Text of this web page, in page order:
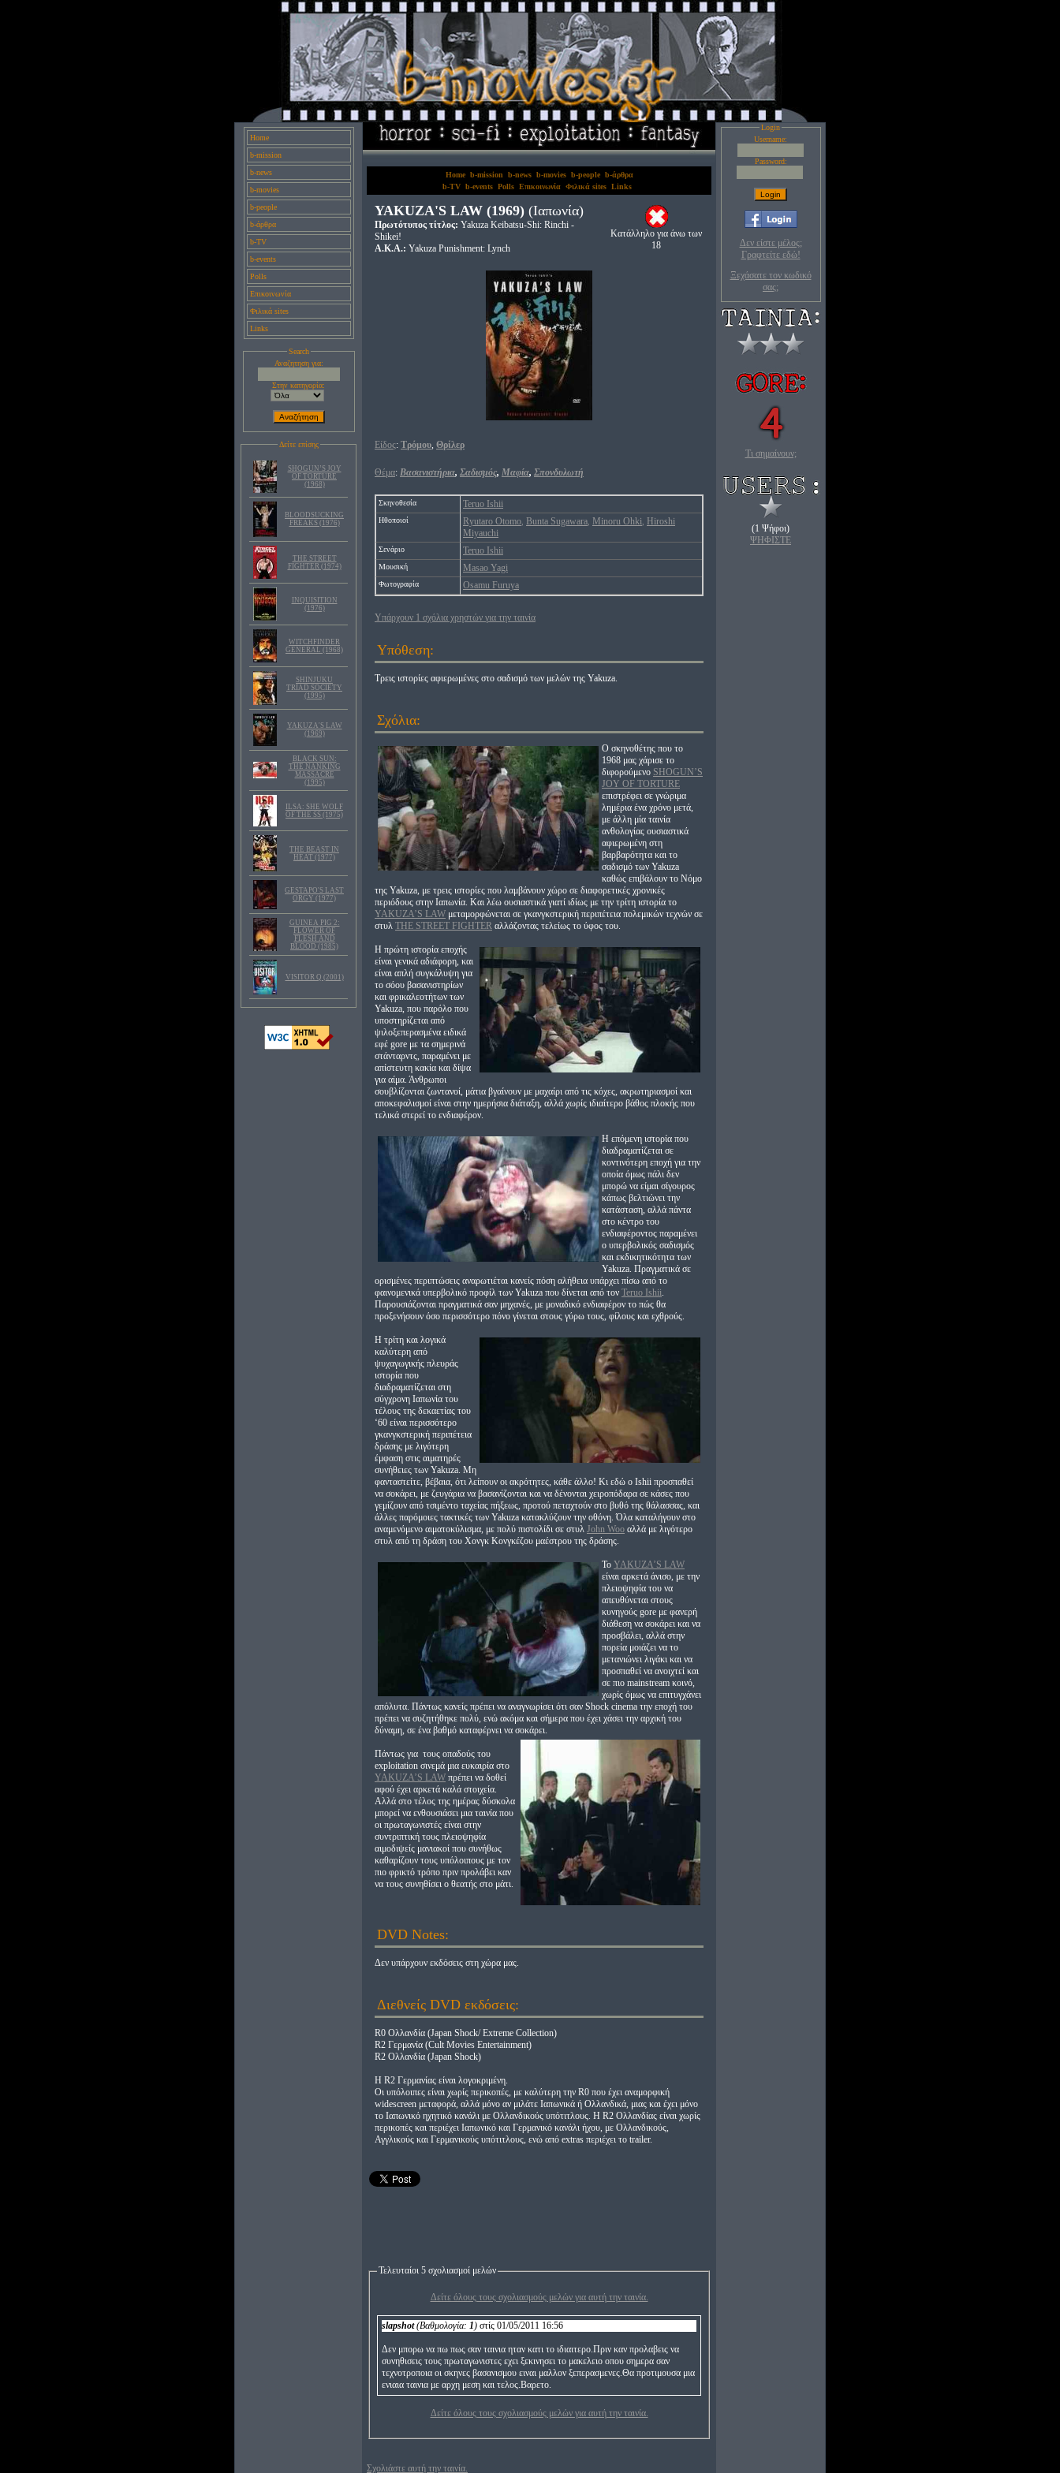
Home
b-mission
b-news
b-movies
b-people
b-άρθρα
b-TV
b-events
Polls
Επικοινωνία
Φιλικά sites
Links
Search
Αναζητηση για:
Στην κατηγορία:
Δείτε επίσης
SHOGUN’S JOY
OF TORTURE
(1968)
BLOODSUCKING
FREAKS (1976)
THE STREET
FIGHTER (1974)
INQUISITION
(1976)
WITCHFINDER
GENERAL (1968)
SHINJUKU
TRIAD SOCIETY
(1995)
YAKUZA'S LAW
(1969)
BLACK SUN:
THE NANKING
MASSACRE
(1995)
ILSA: SHE WOLF
OF THE SS (1975)
THE BEAST IN
HEAT (1977)
GESTAPO'S LAST
ORGY (1977)
GUINEA PIG 2:
FLOWER OF
FLESH AND
BLOOD (1985)
VISITOR Q (2001)
Home b-mission b-news b-movies b-people b-άρθρα
b-TV b-events Polls Επικοινωνία Φιλικά sites Links
YAKUZA'S LAW (1969) (Ιαπωνία)
Πρωτότυπος τίτλος: Yakuza Keibatsu-Shi: Rinchi -
Shikei!
A.K.A.: Yakuza Punishment: Lynch
Κατάλληλο για άνω των
18
Είδος: Τρόμου, Θρίλερ
Θέμα: Βασανιστήρια, Σαδισμός, Μαφία, Σπονδυλωτή
Σκηνοθεσία Teruo Ishii
Ηθοποιοί Ryutaro Otomo Bunta Sugawara Minoru Ohki Hiroshi
Miyauchi
Σενάριο Teruo Ishii
Μουσική Masao Yagi
Φωτογραφία Osamu Furuya
Υπάρχουν 1 σχόλια χρηστών για την ταινία
Υπόθεση:
Τρεις ιστορίες αφιερωμένες στο σαδισμό των μελών της Yakuza.
Σχόλια:
O σκηνοθέτης που το
1968 μας χάρισε το
διφορούμενο SHOGUN’S
JOY OF TORTURE
επιστρέφει σε γνώριμα
λημέρια ένα χρόνο μετά,
με άλλη μία ταινία
ανθολογίας ουσιαστικά
αφιερωμένη στη
βαρβαρότητα και το
σαδισμό των Yakuza
καθώς επιβάλουν το Νόμο
της Yakuza, με τρεις ιστορίες που λαμβάνουν χώρο σε διαφορετικές χρονικές
περιόδους στην Ιαπωνία. Και λέω ουσιαστικά γιατί ιδίως με την τρίτη ιστορία το
YAKUZA’S LAW μεταμορφώνεται σε γκανγκστερική περιπέτεια πολεμικών τεχνών σε
στυλ THE STREET FIGHTER αλλάζοντας τελείως το ύφος του.
Η πρώτη ιστορία εποχής
είναι γενικά αδιάφορη, και
είναι απλή συγκάλυψη για
το σόου βασανιστηρίων
και φρικαλεοτήτων των
Yakuza, που παρόλο που
υποστηρίζεται από
ψιλοξεπερασμένα ειδικά
εφέ gore με τα σημερινά
στάνταρντς, παραμένει με
απίστευτη κακία και δίψα
για αίμα. Άνθρωποι
σουβλίζονται ζωντανοί, μάτια βγαίνουν με μαχαίρι από τις κόχες, ακρωτηριασμοί και
αποκεφαλισμοί είναι στην ημερήσια διάταξη, αλλά χωρίς ιδιαίτερο βάθος πλοκής που
τελικά στερεί το ενδιαφέρον.
Η επόμενη ιστορία που
διαδραματίζεται σε
κοντινότερη εποχή για την
οποία όμως πάλι δεν
μπορώ να είμαι σίγουρος
κάπως βελτιώνει την
κατάσταση, αλλά πάντα
στο κέντρο του
ενδιαφέροντος παραμένει
ο υπερβολικός σαδισμός
και εκδικητικότητα των
Yakuza. Πραγματικά σε
ορισμένες περιπτώσεις αναρωτιέται κανείς πόση αλήθεια υπάρχει πίσω από το
φαινομενικά υπερβολικό προφίλ των Yakuza που δίνεται από τον Teruo Ishii.
Παρουσιάζονται πραγματικά σαν μηχανές, με μοναδικό ενδιαφέρον το πώς θα
προξενήσουν όσο περισσότερο πόνο γίνεται στους γύρω τους, φίλους και εχθρούς.
Η τρίτη και λογικά
καλύτερη από
ψυχαγωγικής πλευράς
ιστορία που
διαδραματίζεται στη
σύγχρονη Ιαπωνία του
τέλους της δεκαετίας του
‘60 είναι περισσότερο
γκανγκστερική περιπέτεια
δράσης με λιγότερη
έμφαση στις αιματηρές
συνήθειες των Yakuza. Μη
φανταστείτε, βέβαια, ότι λείπουν οι ακρότητες, κάθε άλλο! Κι εδώ ο Ishii προσπαθεί
να σοκάρει, με ζευγάρια να βασανίζονται και να δένονται χειροπόδαρα σε κάσες που
γεμίζουν από τσιμέντο ταχείας πήξεως, προτού πεταχτούν στο βυθό της θάλασσας, και
άλλες παρόμοιες τακτικές των Yakuza κατακλύζουν την οθόνη. Όλα καταλήγουν στο
αναμενόμενο αιματοκύλισμα, με πολύ πιστολίδι σε στυλ John Woo αλλά με λιγότερο
στυλ από τη δράση του Χονγκ Κονγκέζου μαέστρου της δράσης.
Το YAKUZA’S LAW
είναι αρκετά άνισο, με την
πλειοψηφία του να
απευθύνεται στους
κυνηγούς gore με φανερή
διάθεση να σοκάρει και να
προσβάλει, αλλά στην
πορεία μοιάζει να το
μετανιώνει λιγάκι και να
προσπαθεί να ανοιχτεί και
σε πιο mainstream κοινό,
χωρίς όμως να επιτυγχάνει
απόλυτα. Πάντως κανείς πρέπει να αναγνωρίσει ότι σαν Shock cinema την εποχή του
πρέπει να συζητήθηκε πολύ, ενώ ακόμα και σήμερα που έχει χάσει την αρχική του
δύναμη, σε ένα βαθμό καταφέρνει να σοκάρει.
Πάντως για τους οπαδούς του
exploitation σινεμά μια ευκαιρία στο
YAKUZA’S LAW πρέπει να δοθεί
αφού έχει αρκετά καλά στοιχεία.
Αλλά στο τέλος της ημέρας δύσκολα
μπορεί να ενθουσιάσει μια ταινία που
οι πρωταγωνιστές είναι στην
συντριπτική τους πλειοψηφία
αιμοδιψείς μανιακοί που συνήθως
καθαρίζουν τους υπόλοιπους με τον
πιο φρικτό τρόπο πριν προλάβει καν
να τους συνηθίσει ο θεατής στο μάτι.
DVD Notes:
Δεν υπάρχουν εκδόσεις στη χώρα μας.
Διεθνείς DVD εκδόσεις:
R0 Ολλανδία (Japan Shock/ Extreme Collection)
R2 Γερμανία (Cult Movies Entertainment)
R2 Ολλανδία (Japan Shock)
H R2 Γερμανίας είναι λογοκριμένη.
Οι υπόλοιπες είναι χωρίς περικοπές, με καλύτερη την R0 που έχει αναμορφική
widescreen μεταφορά, αλλά μόνο αν μιλάτε Ιαπωνικά ή Ολλανδικά, μιας και έχει μόνο
το Ιαπωνικό ηχητικό κανάλι με Ολλανδικούς υπότιτλους. Η R2 Ολλανδίας είναι χωρίς
περικοπές και περιέχει Ιαπωνικό και Γερμανικό κανάλι ήχου, με Ολλανδικούς,
Αγγλικούς και Γερμανικούς υπότιτλους, ενώ από extras περιέχει το trailer.
Τελευταίοι 5 σχολιασμοί μελών
Δείτε όλους τους σχολιασμούς μελών για αυτή την ταινία.
slapshot(Βαθμολογία: 1) στίς 01/05/2011 16:56
Δεν μπορω να πω πως σαν ταινια ηταν κατι το ιδιαιτερο.Πριν καν προλαβεις να
συνηθισεις τους πρωταγωνιστες εχει ξεκινησει το μακελειο οπου σημερα σαν
τεχνοτροποια οι σκηνες βασανισμου ειναι μαλλον ξεπερασμενες.Θα προτιμουσα μια
ενιαια ταινια με αρχη μεση και τελος.Βαρετο.
Δείτε όλους τους σχολιασμούς μελών για αυτή την ταινία.
Σχολιάστε αυτή την ταινία.
Login
Username:
Password:
Δεν είστε μέλος;
Γραφτείτε εδώ!
Ξεχάσατε τον κωδικό
σας;
Τι σημαίνουν;
(1 Ψήφοι)
ΨΗΦΙΣΤΕ